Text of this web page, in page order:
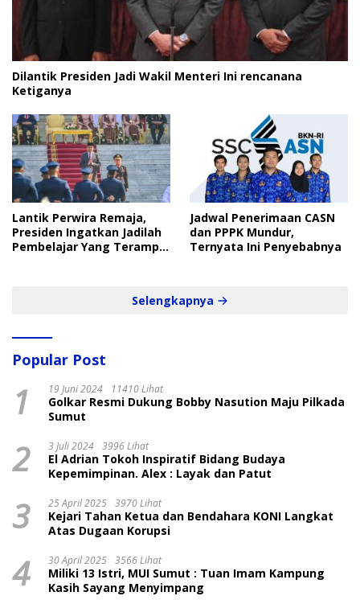
Dilantik Presiden Jadi Wakil Menteri Ini rencanana
Ketiganya
Lantik Perwira Remaja,
Presiden Ingatkan Jadilah
Pembelajar Yang Terampil
Jadwal Penerimaan CASN
dan PPPK Mundur,
Ternyata Ini Penyebabnya
Selengkapnya
Popular Post
1 19 Juni 2024 11410 Lihat
Golkar Resmi Dukung Bobby Nasution Maju Pilkada
Sumut
2 3 Juli 2024 3996 Lihat
El Adrian Tokoh Inspiratif Bidang Budaya
Kepemimpinan. Alex : Layak dan Patut
3 25 April 2025 3970 Lihat
Kejari Tahan Ketua dan Bendahara KONI Langkat
Atas Dugaan Korupsi
4 30 April 2025 3566 Lihat
Miliki 13 Istri, MUI Sumut : Tuan Imam Kampung
Kasih Sayang Menyimpang